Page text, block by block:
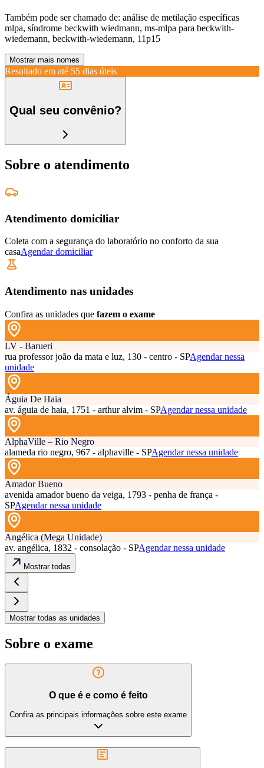
Também pode ser chamado de: análise de metilação específicas
mlpa, síndrome beckwith wiedmann, ms-mlpa para beckwith-
wiedemann, beckwith-wiedemann, 11p15
Mostrar mais nomes
Resultado em até 55 dias úteis
Qual seu convênio?
Sobre o atendimento
Atendimento domiciliar
Coleta com a segurança do laboratório no conforto da sua
casaAgendar domiciliar
Atendimento nas unidades
Confira as unidades que fazem o exame
LV - Barueri
rua professor joão da mata e luz, 130 - centro - SPAgendar nessa
unidade
Águia De Haia
av. águia de haia, 1751 - arthur alvim - SPAgendar nessa unidade
AlphaVille – Rio Negro
alameda rio negro, 967 - alphaville - SPAgendar nessa unidade
Amador Bueno
avenida amador bueno da veiga, 1793 - penha de frança -
SPAgendar nessa unidade
Angélica (Mega Unidade)
av. angélica, 1832 - consolação - SPAgendar nessa unidade
Mostrar todas
Mostrar todas as unidades
Sobre o exame
O que é e como é feito
Confira as principais informações sobre este exame